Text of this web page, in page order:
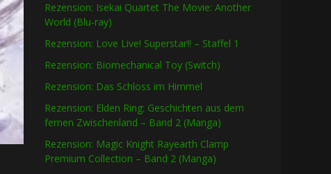
Rezension: Isekai Quartet The Movie: Another
World (Blu-ray)
Rezension: Love Live! Superstar!! – Staffel 1
Rezension: Biomechanical Toy (Switch)
Rezension: Das Schloss im Himmel
Rezension: Elden Ring: Geschichten aus dem
fernen Zwischenland – Band 2 (Manga)
Rezension: Magic Knight Rayearth Clamp
Premium Collection – Band 2 (Manga)